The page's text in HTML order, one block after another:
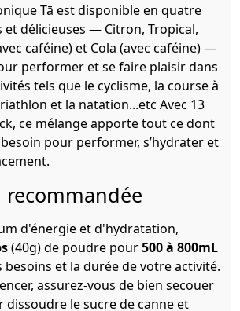
Tā est disponible en quatre
et délicieuses — Citron, Tropical,
caféine) et Cola (avec caféine) —
performer et se faire plaisir dans
tels que le cyclisme, la course à
et la natation...etc Avec 13
ce mélange apporte tout ce dont
pour performer, s’hydrater et
d'énergie et d'hydratation,
(40g) de poudre pour500 à 800mL
besoins et la durée de votre activité.
assurez-vous de bien secouer
dissoudre le sucre de canne et